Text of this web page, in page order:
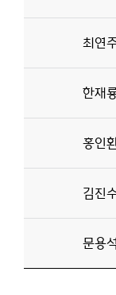
최연
한재
홍인
김진
문용석